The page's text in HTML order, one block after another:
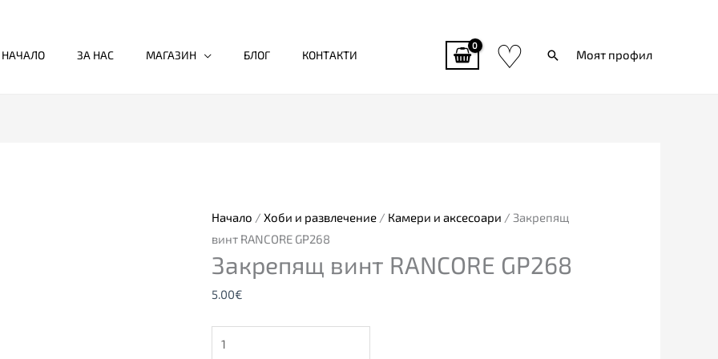
НАЧАЛО ЗА НАС МАГАЗИН БЛОГ КОНТАКТИ ♡ ТърсиМоят профил
Начало / Хоби и развлечение / Камери и аксесоари / Закрепящ
винт RANCORE GP268
Закрепящ винт RANCORE GP268
5.00€
винт
RANCORE
GP268